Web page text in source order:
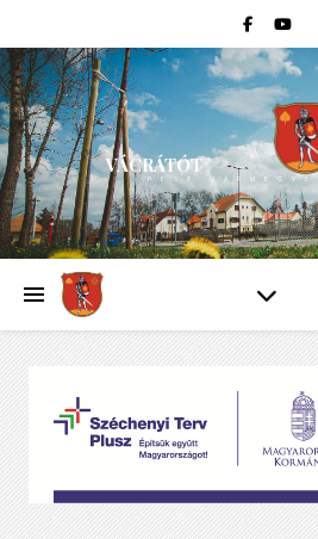
VÁCRÁTÓT
PEST VÁRMEGYE